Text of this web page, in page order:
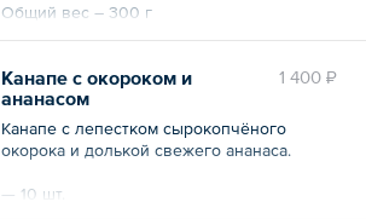
Общий вес – 300 г
1 400 ₽
Канапе с окороком и
ананасом
Канапе с лепестком сырокопчёного
окорока и долькой свежего ананаса.
— 10 шт.